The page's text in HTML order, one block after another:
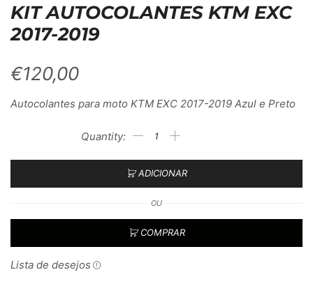
KIT AUTOCOLANTES KTM EXC
2017-2019
€120,00
Autocolantes para moto KTM EXC 2017-2019 Azul e Preto
ADICIONAR
OU
COMPRAR
Lista de desejos